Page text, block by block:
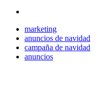
marketing
anuncios de navidad
campaña de navidad
anuncios